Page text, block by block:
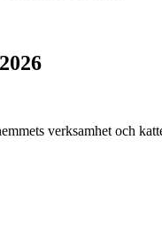
verksamhet och